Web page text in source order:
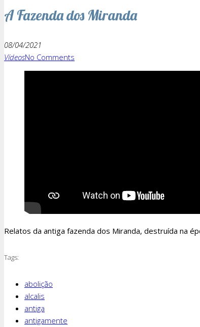
A Fazenda dos Miranda
08/04/2021
VídeosNo Comments
Relatos da antiga fazenda dos Miranda, destruída na
Tags:
abolição
alcalis
antiga
antigamente